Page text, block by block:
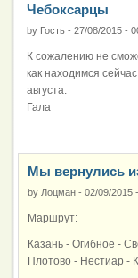
Чебоксарцы
by Гость - 27/08/2015 -
К сожалению не
как находимся
августа.
Гала
Мы вернулись
by Лоцман - 02/09/2015
Маршрут:
Казань - Огибное -
Плотово - Нестиар -